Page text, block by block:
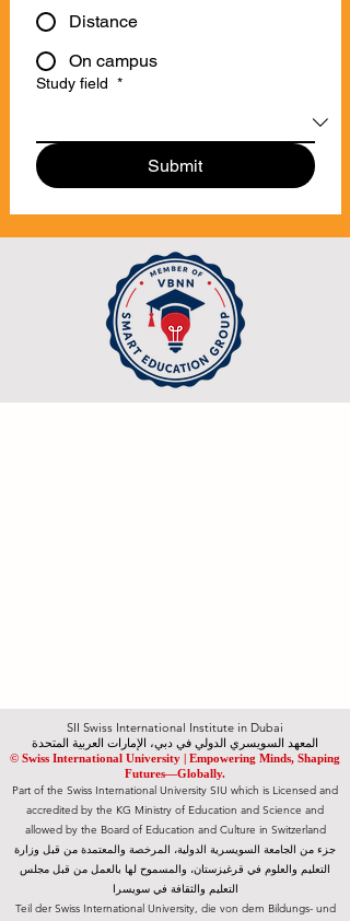
Distance
On campus
Study field *
Submit
SII Swiss International Institute in Dubai
المعهد السويسري الدولي في دبي، الإمارات العربية المتحدة
© Swiss International University | ​Empowering Minds, Shaping
Futures—Globally.
Part of the Swiss International University SIU which is Licensed and
accredited by the KG Ministry of Education and Science and
allowed by the Board of Education and Culture in Switzerland
جزء من الجامعة السويسرية الدولية، المرخصة والمعتمدة من قبل وزارة
التعليم والعلوم في قرغيزستان، والمسموح لها بالعمل من قبل مجلس
التعليم والثقافة في سويسرا
Teil der Swiss International University, die von dem Bildungs- und